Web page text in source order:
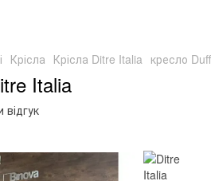
Крісла Крісла Ditre Italia кресло
Italia